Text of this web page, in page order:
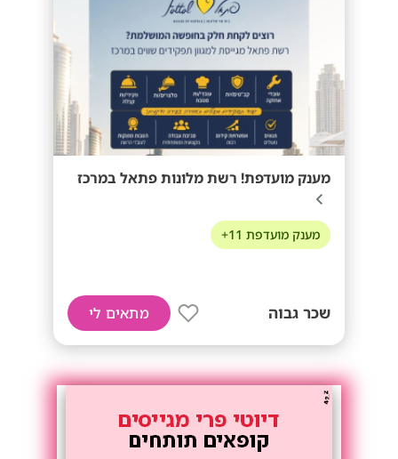
מענק מועדפת! רשת מלונות פתאל במרכז
מענק מועדפת 11+
שכר גבוה מתאים לי